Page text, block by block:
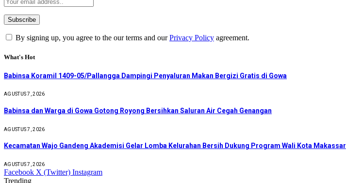
By signing up, you agree to the our terms and ourPrivacy Policy agreement.
What's Hot
Babinsa Koramil 1409-05/Pallangga Dampingi Penyaluran Makan Bergizi Gratis di Gowa
AGUSTUS 7, 2026
Babinsa dan Warga di Gowa Gotong Royong Bersihkan Saluran Air Cegah Genangan
AGUSTUS 7, 2026
Kecamatan Wajo Gandeng Akademisi Gelar Lomba Kelurahan Bersih Dukung Program Wali Kota Makassar
AGUSTUS 7, 2026
Facebook X (Twitter) Instagram
Trending